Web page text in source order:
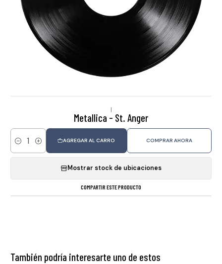
|
Metallica - St. Anger
Cantidad
AGREGAR AL CARRO COMPRAR AHORA
Mostrar stock de ubicaciones
COMPARTIR ESTE PRODUCTO
También podría interesarte uno de estos